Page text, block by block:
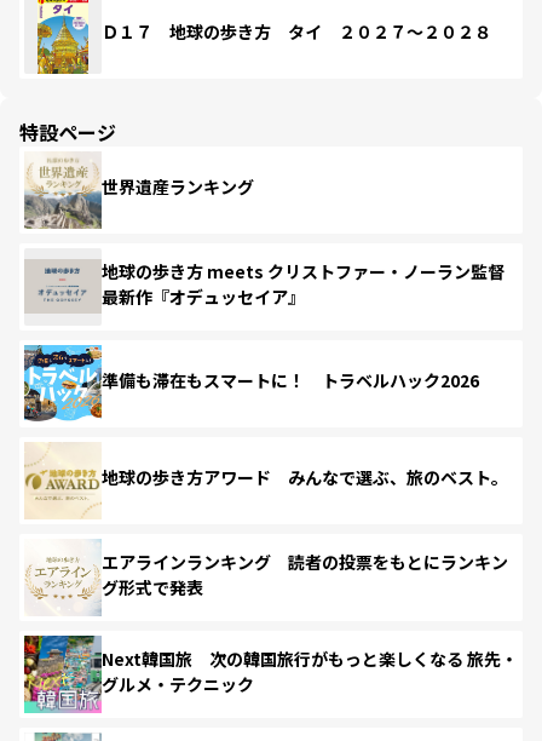
Ｄ１７ 地球の歩き方 タイ ２０２７～２０２８
特設ページ
世界遺産ランキング
地球の歩き方 meets クリストファー・ノーラン監督
最新作『オデュッセイア』
準備も滞在もスマートに！ トラベルハック2026
地球の歩き方アワード みんなで選ぶ、旅のベスト。
エアラインランキング 読者の投票をもとにランキン
グ形式で発表
Next韓国旅 次の韓国旅行がもっと楽しくなる 旅先・
グルメ・テクニック